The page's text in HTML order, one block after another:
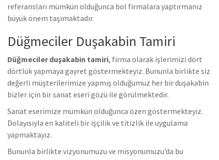
referansları mümkün olduğunca bol firmalara yaptırmanız
büyük önem taşımaktadır.
Düğmeciler Duşakabin Tamiri
Düğmeciler duşakabin tamiri, firma olarak işlerimizi dört
dörtlük yapmaya gayret göstermekteyiz. Bununla birlikte siz
değerli müşterilerimize yapmış olduğumuz her bir duşakabin
bizler için bir sanat eseri gözü ile görülmektedir.
Sanat eserimize mümkün olduğunca özen göstermekteyiz.
Dolayısıyla en kaliteli bir işçilik ve titizlik ile uygulama
yapmaktayız.
Bununla birlikte vizyonumuzu ve misyonumuzu’da bu